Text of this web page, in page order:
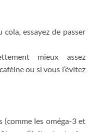
essayez de passer
mieux assez
ou si vous l’évitez
(comme les oméga-3 et